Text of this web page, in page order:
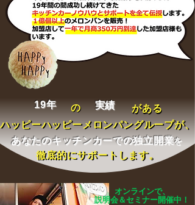
19年 の
の がある
がある
実績
ハッピーハッピーメロンパングループが、
ハッピーハッ ピーメロンパングループが、
あなたのキッチンカーでの独立開業を
徹底的にサポート します。
徹底的にサポート します。
オンラインで、
説明会＆セミナー開催中！